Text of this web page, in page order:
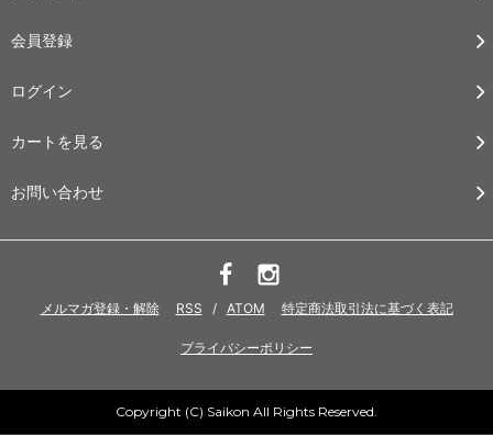
会員登録
ログイン
カートを見る
お問い合わせ
メルマガ登録・解除 RSS / ATOM 特定商法取引法に基づく表記
プライバシーポリシー
Copyright (C) Saikon All Rights Reserved.